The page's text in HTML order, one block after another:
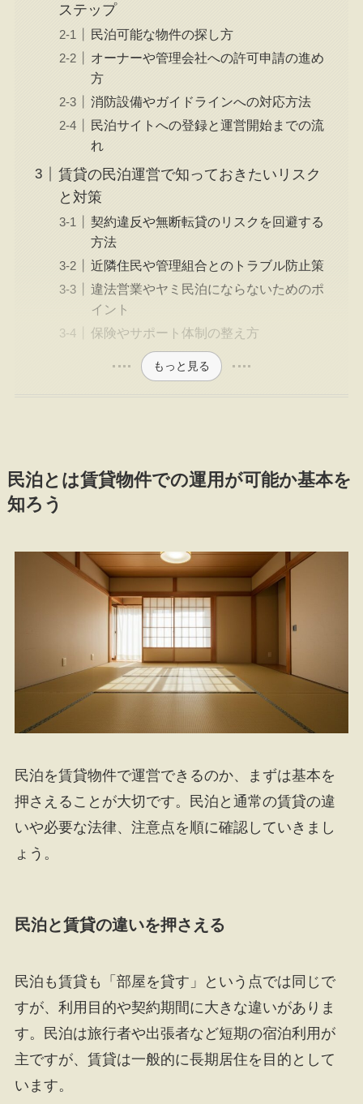
ステップ
民泊可能な物件の探し方
オーナーや管理会社への許可申請の進め
方
消防設備やガイドラインへの対応方法
民泊サイトへの登録と運営開始までの流
れ
賃貸の民泊運営で知っておきたいリスク
と対策
契約違反や無断転貸のリスクを回避する
方法
近隣住民や管理組合とのトラブル防止策
違法営業やヤミ民泊にならないためのポ
イント
保険やサポート体制の整え方
もっと見る
民泊とは賃貸物件での運用が可能か基本を
知ろう
民泊を賃貸物件で運営できるのか、まずは基本を
押さえることが大切です。民泊と通常の賃貸の違
いや必要な法律、注意点を順に確認していきまし
ょう。
民泊と賃貸の違いを押さえる
民泊も賃貸も「部屋を貸す」という点では同じで
すが、利用目的や契約期間に大きな違いがありま
す。民泊は旅行者や出張者など短期の宿泊利用が
主ですが、賃貸は一般的に長期居住を目的として
います。